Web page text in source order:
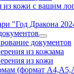
из кожи с вашим
"Год Дракона
документов
из кожзама
из кожи
(формат